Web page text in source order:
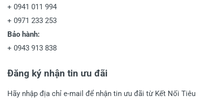
+ 0941 011 994
+ 0971 233 253
Bảo hành:
+ 0943 913 838
Đăng ký nhận tin ưu đãi
Hãy nhập địa chỉ e-mail để nhận tin ưu đãi từ Kết Nối Tiêu